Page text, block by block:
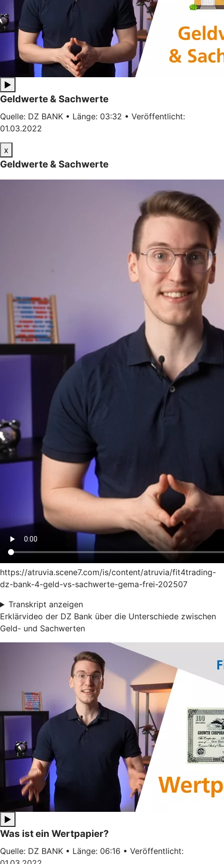
▶
Geldwerte & Sachwerte
Quelle: DZ BANK • Länge: 03:32 • Veröffentlicht:
01.03.2022
x
Geldwerte & Sachwerte
https://atruvia.scene7.com/is/content/atruvia/fit4trading-
dz-bank-4-geld-vs-sachwerte-gema-frei-202507
Transkript anzeigen
Erklärvideo der DZ Bank über die Unterschiede zwischen
Geld- und Sachwerten
▶
Was ist ein Wertpapier?
Quelle: DZ BANK • Länge: 06:16 • Veröffentlicht: